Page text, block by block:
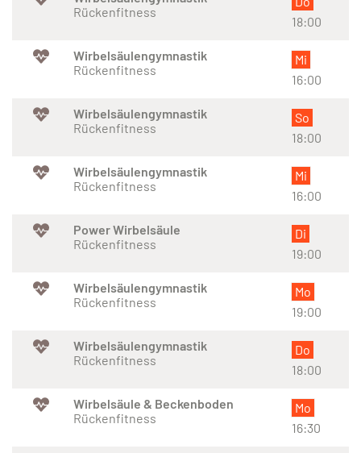
Rückenfitness
18:00
Wirbelsäulengymnastik
Rückenfitness
Mi
16:00
Wirbelsäulengymnastik
Rückenfitness
So
18:00
Wirbelsäulengymnastik
Rückenfitness
Mi
16:00
Power Wirbelsäule
Rückenfitness
Di
19:00
Wirbelsäulengymnastik
Rückenfitness
Mo
19:00
Wirbelsäulengymnastik
Rückenfitness
Do
18:00
Wirbelsäule & Beckenboden
Rückenfitness
Mo
16:30